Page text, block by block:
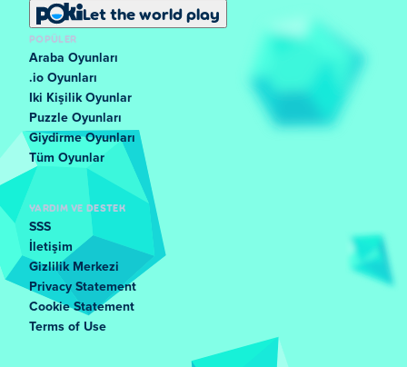
Let the world play
POPÜLER
Araba Oyunları
.io Oyunları
Iki Kişilik Oyunlar
Puzzle Oyunları
Giydirme Oyunları
Tüm Oyunlar
YARDIM VE DESTEK
SSS
İletişim
Gizlilik Merkezi
Privacy Statement
Cookie Statement
Terms of Use